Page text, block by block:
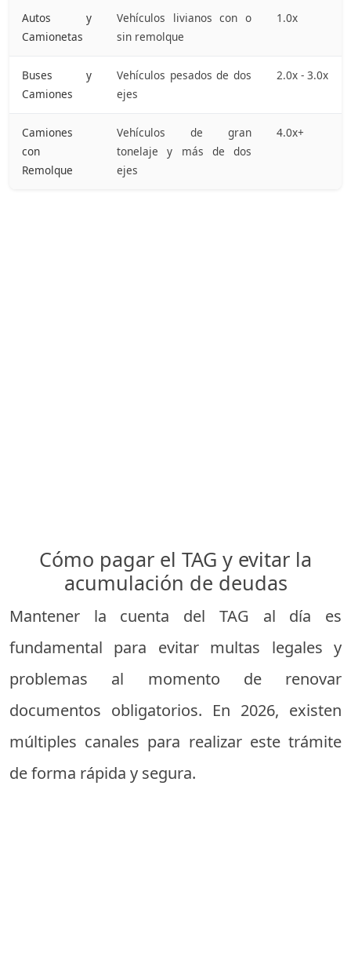
Autos y
Camionetas
Vehículos livianos con o
sin remolque
1.0x
Buses y
Camiones
Vehículos pesados de dos
ejes
2.0x - 3.0x
Camiones
con
Remolque
Vehículos de gran
tonelaje y más de dos
ejes
4.0x+
Cómo pagar el TAG y evitar la
acumulación de deudas
Mantener la cuenta del TAG al día es
fundamental para evitar multas legales y
problemas al momento de renovar
documentos obligatorios. En 2026, existen
múltiples canales para realizar este trámite
de forma rápida y segura.